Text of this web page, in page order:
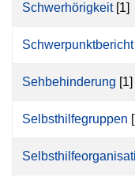
Schwerhörigkeit[1]
Schwerpunktbericht
Sehbehinderung [1]
Selbsthilfegruppen